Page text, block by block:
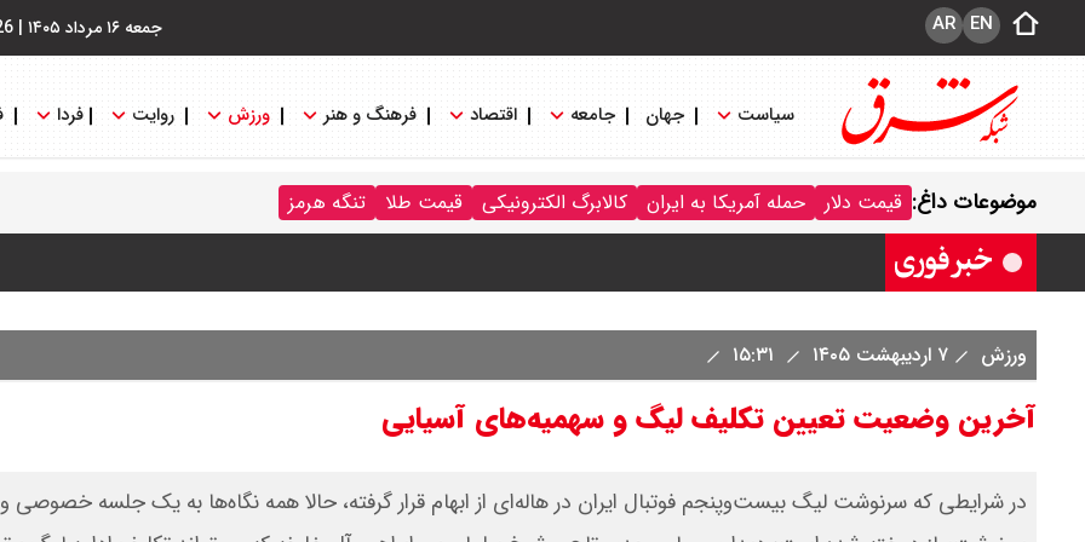
جمعه ۱۶ مرداد ۱۴۰۵ | EN
AR
سیاست جهان جامعه اقتصاد فرهنگ و هنر ورزش روایت فردا
موضوعات داغ: قیمت دلار حمله آمریکا به ایران کالابرگ الکترونیکی قیمت طلا تنگه هرمز
قیمت سکه امامی امروز جمعه ۱۶ مرداد ۱۴۰۵ اعلام شد/ کاهش قیمت سکه
قیمت طلا ۲۴ عیار امروز جمعه ۱۶ مرداد ۱۴۰۵/ صعود طلا ادامه‌دار شد
ورزش ۷ اردیبهشت ۱۴۰۵
آخرین وضعیت تعیین تکلیف لیگ و سهمیه‌های آسیایی
در شرایطی که سرنوشت لیگ بیست‌وپنجم فوتبال ایران در هاله‌ای از ابهام قرار گرفته، حالا همه نگاه‌ها به یک جلسه خصوصی و